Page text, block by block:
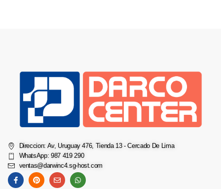
Direccion: Av, Uruguay 476, Tienda 13 - Cercado De Lima
WhatsApp: 987 419 290
ventas@darwinc4.sg-host.com